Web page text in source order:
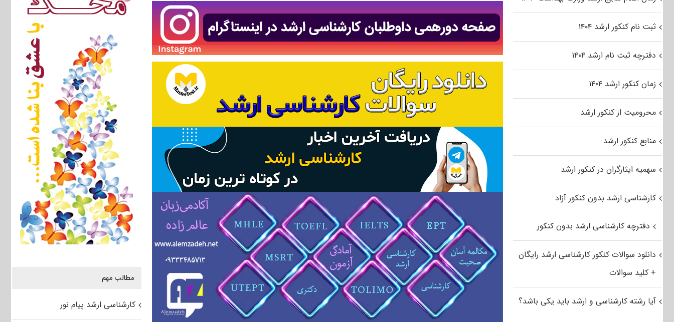
مطالب مهم
کارشناسی ارشد پیام نور
ثبت نام کنکور ارشد ۱۴۰۴
دفترچه ثبت نام ارشد ۱۴۰۴
زمان کنکور ارشد ۱۴۰۴
محرومیت از کنکور ارشد
منابع کنکور ارشد
سهمیه ایثارگران در کنکور ارشد
کارشناسی ارشد بدون کنکور آزاد
دفترچه کارشناسی ارشد بدون کنکور
دانلود سوالات کنکور کارشناسی ارشد رایگان
+ کلید سوالات
آیا رشته کارشناسی و ارشد باید یکی باشد؟